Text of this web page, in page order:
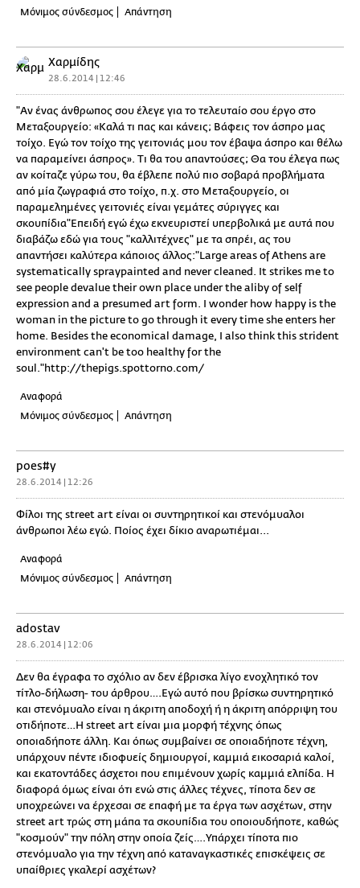
Μόνιμος σύνδεσμος
Απάντηση
Χαρμίδης
28.6.2014 | 12:46
"Αν ένας άνθρωπος σου έλεγε για το τελευταίο σου έργο στο
Μεταξουργείο: «Καλά τι πας και κάνεις; Βάφεις τον άσπρο μας
τοίχο. Εγώ τον τοίχο της γειτονιάς μου τον έβαψα άσπρο και θέλω
να παραμείνει άσπρος». Τι θα του απαντούσες; Θα του έλεγα πως
αν κοίταζε γύρω του, θα έβλεπε πολύ πιο σοβαρά προβλήματα
από μία ζωγραφιά στο τοίχο, π.χ. στο Μεταξουργείο, οι
παραμελημένες γειτονιές είναι γεμάτες σύριγγες και
σκουπίδια"Επειδή εγώ έχω εκνευριστεί υπερβολικά με αυτά που
διαβάζω εδώ για τους "καλλιτέχνες" με τα σπρέι, ας του
απαντήσει καλύτερα κάποιος άλλος:"Large areas of Athens are
systematically spraypainted and never cleaned. It strikes me to
see people devalue their own place under the aliby of self
expression and a presumed art form. I wonder how happy is the
woman in the picture to go through it every time she enters her
home. Besides the economical damage, I also think this strident
environment can't be too healthy for the
soul."http://thepigs.spottorno.com/
Αναφορά
Μόνιμος σύνδεσμος
Απάντηση
poes#y
28.6.2014 | 12:26
Φίλοι της street art είναι οι συντηρητικοί και στενόμυαλοι
άνθρωποι λέω εγώ. Ποίος έχει δίκιο αναρωτιέμαι...
Αναφορά
Μόνιμος σύνδεσμος
Απάντηση
adostav
28.6.2014 | 12:06
Δεν θα έγραφα το σχόλιο αν δεν έβρισκα λίγο ενοχλητικό τον
τίτλο-δήλωση- του άρθρου….Εγώ αυτό που βρίσκω συντηρητικό
και στενόμυαλο είναι η άκριτη αποδοχή ή η άκριτη απόρριψη του
οτιδήποτε…Η street art είναι μια μορφή τέχνης όπως
οποιαδήποτε άλλη. Και όπως συμβαίνει σε οποιαδήποτε τέχνη,
υπάρχουν πέντε ιδιοφυείς δημιουργοί, καμμιά εικοσαριά καλοί,
και εκατοντάδες άσχετοι που επιμένουν χωρίς καμμιά ελπίδα. Η
διαφορά όμως είναι ότι ενώ στις άλλες τέχνες, τίποτα δεν σε
υποχρεώνει να έρχεσαι σε επαφή με τα έργα των ασχέτων, στην
street art τρώς στη μάπα τα σκουπίδια του οποιουδήποτε, καθώς
"κοσμούν" την πόλη στην οποία ζείς….Υπάρχει τίποτα πιο
στενόμυαλο για την τέχνη από καταναγκαστικές επισκέψεις σε
υπαίθριες γκαλερί ασχέτων?